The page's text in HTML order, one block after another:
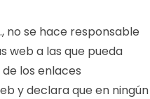
no se hace responsable
web a las que pueda
los enlaces
y declara que en ningún